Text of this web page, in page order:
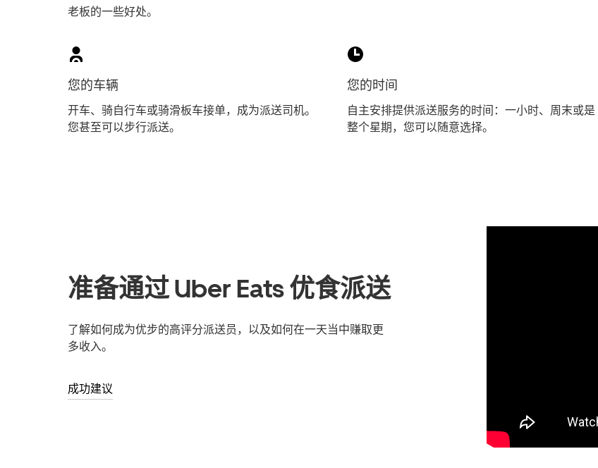
老板的一些好处。
您的车辆
开车、骑自行车或骑滑板车接单，成为派送司机。
您甚至可以步行派送。
您的时间
自主安排提供派送服务的时间：一小时、周末或是
整个星期，您可以随意选择。
准备通过 Uber Eats 优食派送
了解如何成为优步的高评分派送员，以及如何在一天当中赚取更
多收入。
成功建议